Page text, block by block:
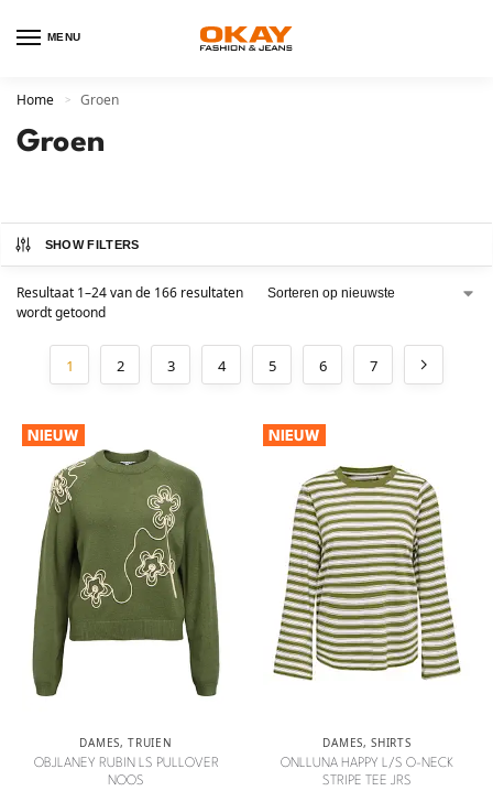
MENU
Home > Groen
Groen
SHOW FILTERS
Resultaat 1–24 van de 166 resultaten
wordt getoond
1 2 3 4 5 6 7
NIEUW
DAMES,TRUIEN
OBJLANEY RUBIN LS PULLOVER
NOOS
NIEUW
DAMES,SHIRTS
ONLLUNA HAPPY L/S O-NECK
STRIPE TEE JRS